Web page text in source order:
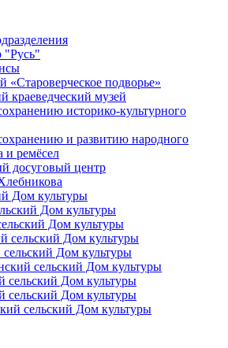
"Русь"
«Староверческое подворье»
краеведческий музей
историко-культурного
и развитию народного
и ремёсел
досуговый центр
Дом культуры
Дом культуры
Дом культуры
сельский Дом культуры
сельский Дом культуры
сельский Дом культуры
сельский Дом культуры
сельский Дом культуры
сельский Дом культуры